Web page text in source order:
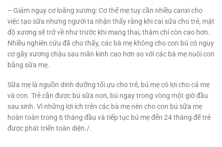
– Giảm nguy cơ loãng xương: Cơ thể mẹ tuy cần nhiều canxi cho
việc tạo sữa nhưng người ta nhận thấy rằng khi cai sữa cho trẻ, mật
độ xương sẽ trở về như trước khi mang thai, thậm chí còn cao hơn.
Nhiều nghiên cứu đã cho thấy, các bà mẹ không cho con bú có nguy
cơ gãy xương chậu sau mãn kinh cao hơn so với các bà mẹ nuôi con
bằng sữa mẹ.
Sữa mẹ là nguồn dinh dưỡng tối ưu cho trẻ, bú mẹ có lợi cho cả mẹ
và con. Trẻ cần được bú sữa non, bú ngay trong vòng một giờ đầu
sau sinh. Vì những lợi ích trên các bà mẹ nên cho con bú sữa mẹ
hoàn toàn trong 6 tháng đầu và tiếp tục bú mẹ đến 24 tháng để trẻ
được phát triển toàn diện./.